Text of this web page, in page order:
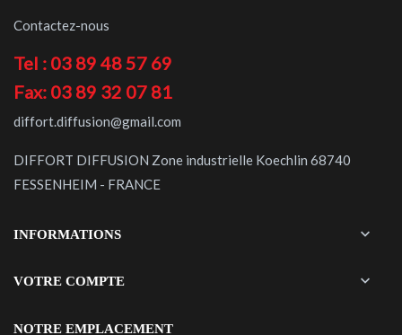
Contactez-nous
Tel : 03 89 48 57 69
Fax: 03 89 32 07 81
diffort.diffusion@gmail.com
DIFFORT DIFFUSION Zone industrielle Koechlin 68740
FESSENHEIM - FRANCE
INFORMATIONS 
VOTRE COMPTE 
NOTRE EMPLACEMENT